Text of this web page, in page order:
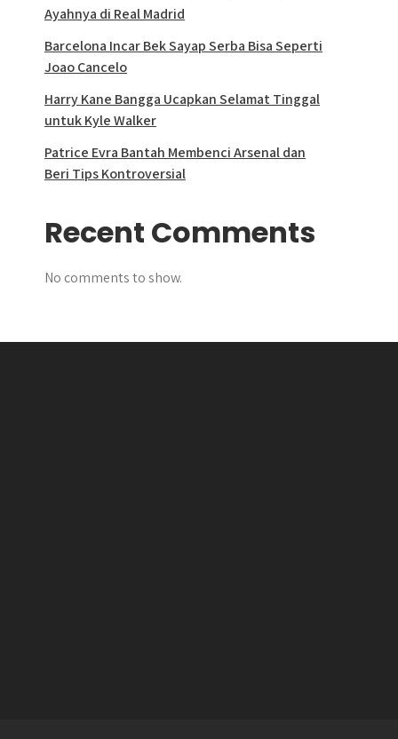
Ayahnya di Real Madrid
Barcelona Incar Bek Sayap Serba Bisa Seperti
Joao Cancelo
Harry Kane Bangga Ucapkan Selamat Tinggal
untuk Kyle Walker
Patrice Evra Bantah Membenci Arsenal dan
Beri Tips Kontroversial
Recent Comments
No comments to show.